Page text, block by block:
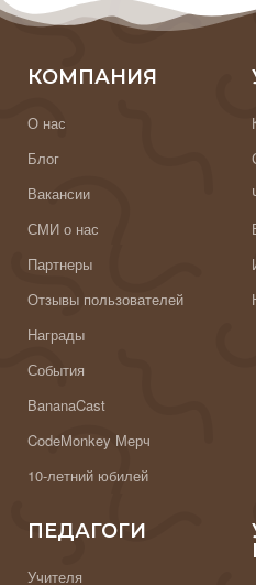
КОМПАНИЯ
О нас
Блог
Вакансии
СМИ о нас
Партнеры
Отзывы пользователей
Награды
События
BananaCast
CodeMonkey Мерч
10-летний юбилей
ПЕДАГОГИ
Учителя